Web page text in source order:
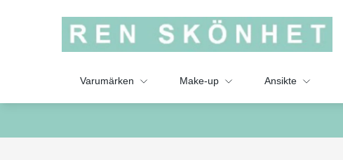
Varumärken Make-up Ansikte